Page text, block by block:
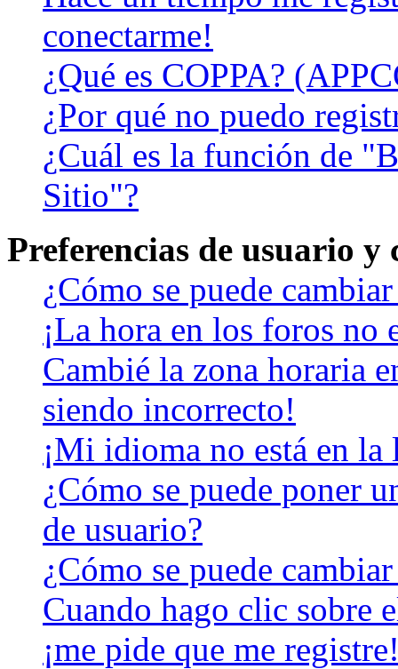
conectarme!
¿Qué es COPPA?
¿Por qué no puedo
¿Cuál es la función de
Sitio"?
Preferencias de usuario y
¿Cómo se puede
¡La hora en los foros no
Cambié la zona horaria
siendo incorrecto!
¡Mi idioma no está en la
¿Cómo se puede poner
de usuario?
¿Cómo se puede
Cuando hago clic sobre
¡me pide que me